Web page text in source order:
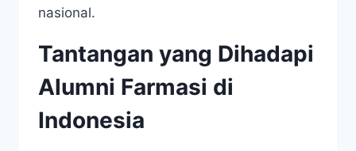
nasional.
Tantangan yang Dihadapi
Alumni Farmasi di
Indonesia